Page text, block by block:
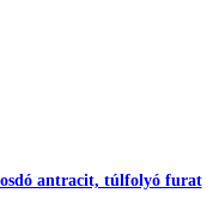
antracit, túlfolyó furat